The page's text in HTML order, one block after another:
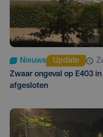
Nieuws Update
Zwaar ongeval op E403
afgesloten